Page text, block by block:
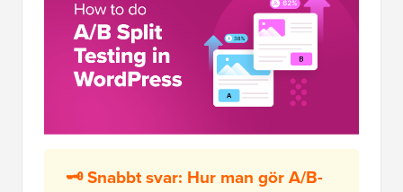
🗝️ Snabbt svar: Hur man gör A/B-